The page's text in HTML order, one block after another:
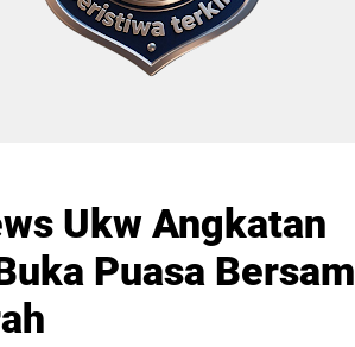
Ukw Angkatan
Puasa